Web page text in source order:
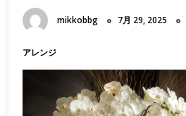
ラ
イ
メ
ー
mikkobbg 7月 29, 2025
アレンジ